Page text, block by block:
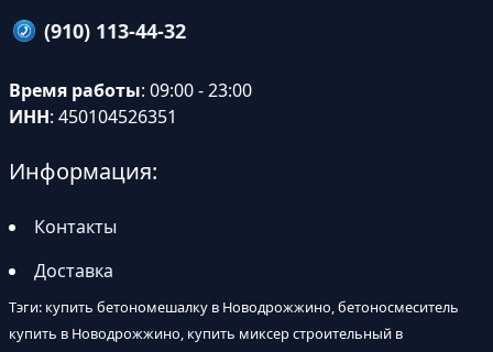
(910) 113-44-32
Время работы: 09:00 - 23:00
ИНН: 450104526351
Информация:
Контакты
Доставка
Тэги: купить бетономешалку в Новодрожжино, бетоносмеситель
купить в Новодрожжино, купить миксер строительный в